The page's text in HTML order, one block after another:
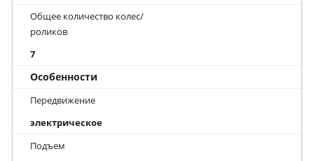
Общее количество колес/
роликов
7
Особенности
Передвижение
электрическое
Подъем